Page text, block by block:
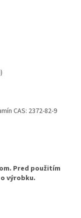
CAS: 2372-82-9
Pred použitím
výrobku.